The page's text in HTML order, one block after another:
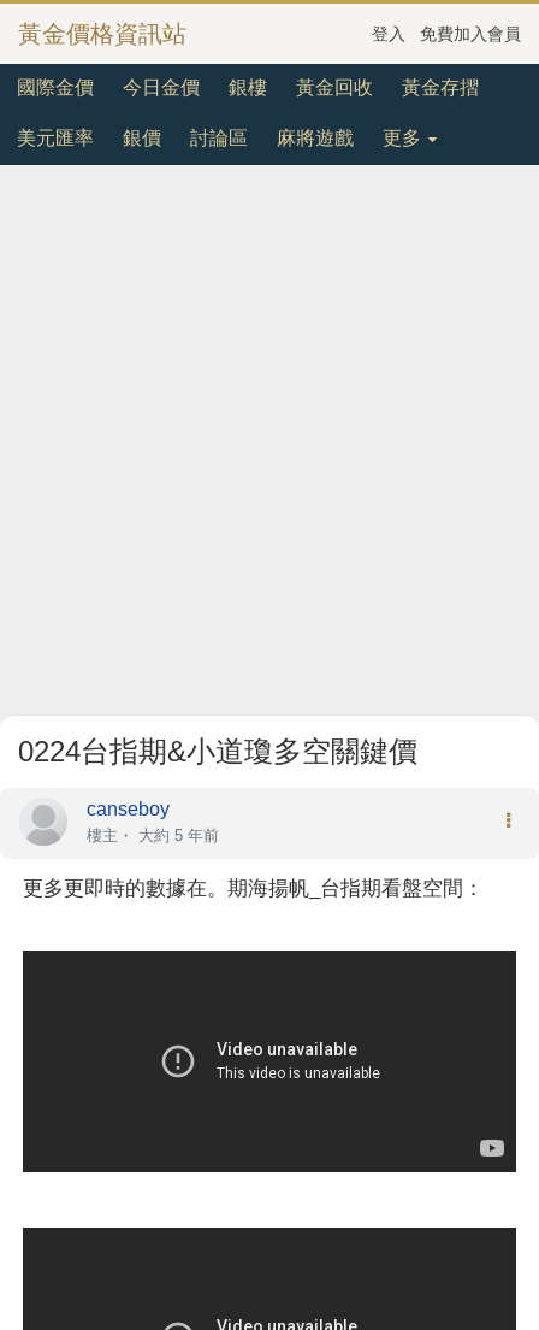
黃金價格資訊站 登入 免費加入會員
國際金價 今日金價 銀樓 黃金回收 黃金存摺
美元匯率 銀價 討論區 麻將遊戲 更多
0224台指期&小道瓊多空關鍵價
canseboy
樓主 ・ 大約 5 年前
更多更即時的數據在。期海揚帆_台指期看盤空間：